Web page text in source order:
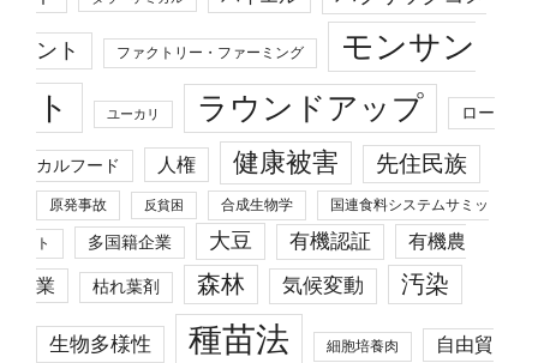
ント ファクトリー・ファーミング
モンサン
ト
ユーカリ ラウンドアップ ロー
カルフード 人権 健康被害 先住民族
原発事故 反貧困 合成生物学 国連食料システムサミッ
ト 多国籍企業 大豆 有機認証 有機農
業 枯れ葉剤 森林 気候変動 汚染
生物多様性 種苗法 細胞培養肉 自由貿